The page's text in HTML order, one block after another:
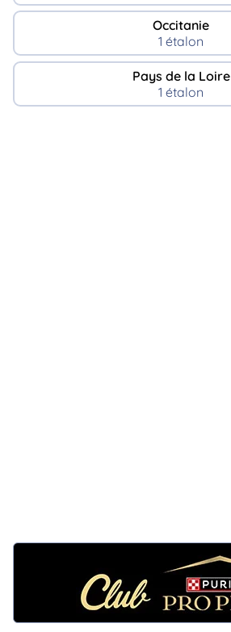
Occitanie
1 étalon
Pays de la Loire
1 étalon